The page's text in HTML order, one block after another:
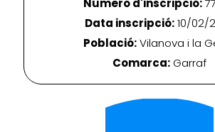
Número d'inscripció:
Data inscripció:10/02/
Població:Vilanova i la
Comarca: Garraf